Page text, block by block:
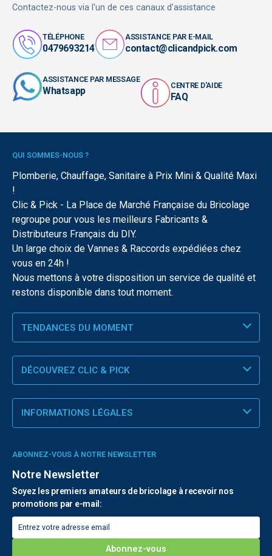
Contactez-nous via l'un de ces canaux d'assistance
TÉLÉPHONE
0479693214
ASSISTANCE PAR E-MAIL
contact@clicandpick.com
ASSISTANCE PAR MESSAGE
Whatsapp CENTRE D'AIDE
FAQ
QUI SOMMES-NOUS ?
Plomberie, Chauffage, Sanitaire à Prix Mini & Qualité Maxi
!
Clic & Pick - La Place de Marché Française du Bricolage
regroupe pour vous les meilleurs Fabricants &
Distributeurs Français du DIY.
Un large choix de Vannes & Raccords expédiées chez
vous en 24h !
Nous mettons à votre disposition un service de qualité et
restons disponible dans tout moment.
TENDANCES DU MOMENT
DÉCOUVREZ CLIC & PICK
INFORMATIONS LÉGALES
ABONNEZ-VOUS À NOTRE NEWSLETTER
Notre Newsletter
Soyez les premiers amateurs de bricolage à recevoir nos
promotions par e-mail: